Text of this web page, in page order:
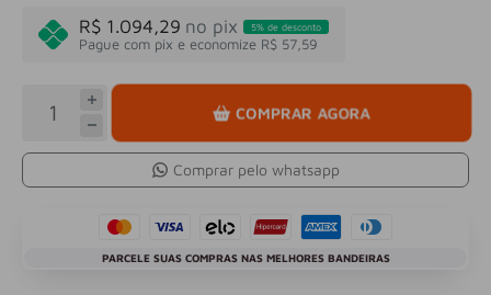
R$ 1.094,29 no pix 5% de desconto
Pague com pix e economize R$ 57,59
COMPRAR AGORA
Comprar pelo whatsapp
PARCELE SUAS COMPRAS NAS MELHORES BANDEIRAS